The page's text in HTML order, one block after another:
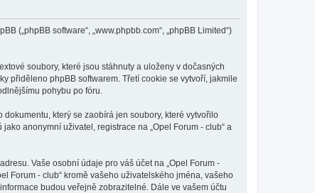
(„phpBB software“, „www.phpbb.com“, „phpBB Limited“)
soubory, které jsou stáhnuty a uloženy v dočasných
přiděleno phpBB softwarem. Třetí cookie se vytvoří, jakmile
pohybu po fóru.
který se zaobírá jen soubory, které vytvořilo
anonymní uživatel, registrace na „Opel Forum - club“ a
Vaše osobní údaje pro váš účet na „Opel Forum -
Forum - club“ kromě vašeho uživatelského jména, vašeho
budou veřejně zobrazitelné. Dále ve vašem účtu